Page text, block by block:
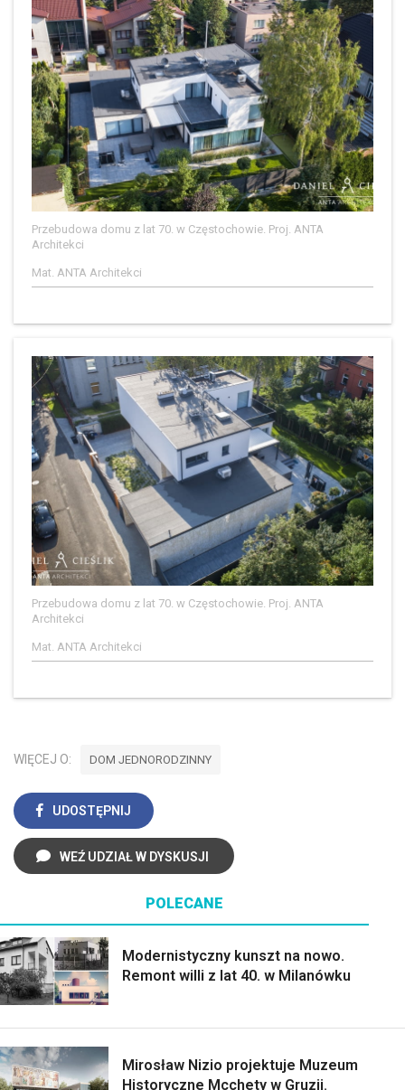
Przebudowa domu z lat 70. w Częstochowie. Proj. ANTA
Architekci
Mat. ANTA Architekci
Przebudowa domu z lat 70. w Częstochowie. Proj. ANTA
Architekci
Mat. ANTA Architekci
WIĘCEJ O: DOM JEDNORODZINNY
UDOSTĘPNIJ
WEŹ UDZIAŁ W DYSKUSJI
POLECANE
Modernistyczny kunszt na nowo.
Remont willi z lat 40. w Milanówku
Mirosław Nizio projektuje Muzeum
Historyczne Mcchety w Gruzji.